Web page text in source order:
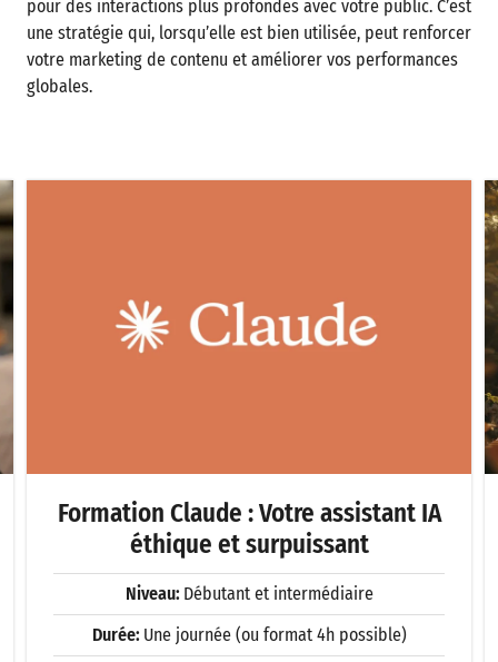
pour des interactions plus profondes avec votre public. C’est
une stratégie qui, lorsqu’elle est bien utilisée, peut renforcer
votre marketing de contenu et améliorer vos performances
globales.
Formation Claude : Votre assistant IA
éthique et surpuissant
Niveau: Débutant et intermédiaire
Durée: Une journée (ou format 4h possible)